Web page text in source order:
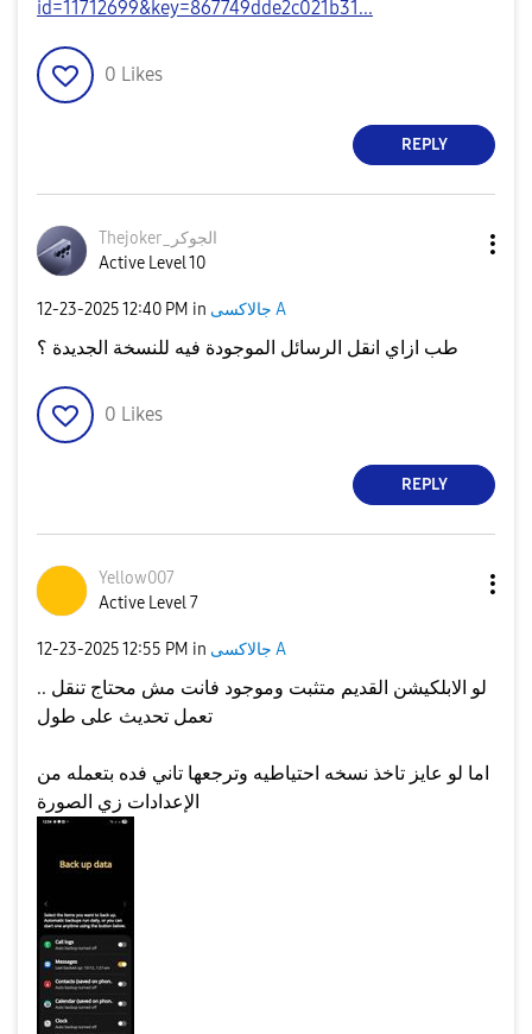
id=11712699&key=867749dde2c021b31...
0 Likes
REPLY
Thejoker_الجوكر
Active Level 10
‎12-23-202512:40 PM in جالاكسى A
طب ازاي انقل الرسائل الموجودة فيه للنسخة الجديدة ؟
0 Likes
REPLY
Yellow007
Active Level 7
‎12-23-202512:55 PM in جالاكسى A
لو الابلكيشن القديم متثبت وموجود فانت مش محتاج تنقل ..
تعمل تحديث على طول
اما لو عايز تاخذ نسخه احتياطيه وترجعها تاني فده بتعمله من
الإعدادات زي الصورة